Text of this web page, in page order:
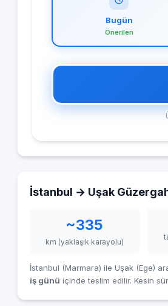
Bugün
Önerilen
İstanbul → Uşak
~335
km (yaklaşık karayolu)
İstanbul (Marmara) ile Uşak (Ege)
iş günü içinde teslim edilir. Kesin